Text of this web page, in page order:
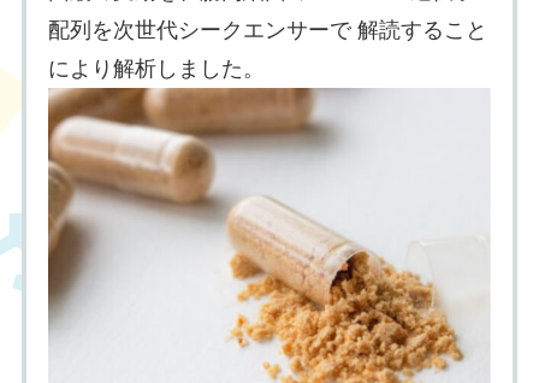
配列を次世代シークエンサーで 解読すること
により解析しました。